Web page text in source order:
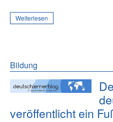
Weiterlesen
Bildung
veröffentlicht ein